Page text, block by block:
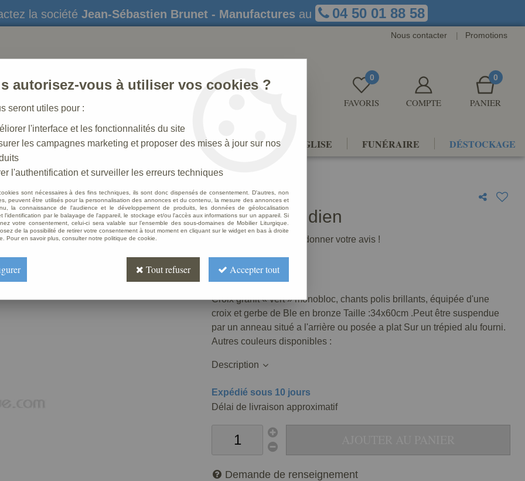
la société Jean-Sébastien Brunet - Manufactures au 04 50 01 88 58
Nous contacter | Promotions
0
FAVORIS COMPTE
0
PANIER
STATUES CRÈCHES DE NOËL AMÉNAGEMENTS D'ÉGLISE FUNÉRAIRE DÉSTOCKAGE
Croix Vert Indien
Soyez le premier à donner votre avis !
Réf. :FUPG0053-077
Croix granit « vert » monobloc, chants polis brillants, équipée d'une
croix et gerbe de Ble en bronze Taille :34x60cm .Peut être suspendue
par un anneau situé a l'arrière ou posée a plat Sur un trépied alu fourni.
Autres couleurs disponibles :
Description
Expédié sous 10 jours
Délai de livraison approximatif
Demande de renseignement
autorisez-vous à utiliser vos cookies ?
seront utiles pour :
l'interface et les fonctionnalités du site
les campagnes marketing et proposer des mises à jour sur nos
l'authentification et surveiller les erreurs techniques
sont nécessaires à des fins techniques, ils sont donc dispensés de consentement. D'autres, non
peuvent être utilisés pour la personnalisation des annonces et du contenu, la mesure des annonces et
la connaissance de l'audience et le développement de produits, les données de géolocalisation
l'identification par le balayage de l'appareil, le stockage et/ou l'accès aux informations sur un appareil. Si
votre consentement, celui-ci sera valable sur l’ensemble des sous-domaines de Mobilier Liturgique.
de la possibilité de retirer votre consentement à tout moment en cliquant sur le widget en bas à droite
Pour en savoir plus, consulter notre politique de cookie.
Tout refuser Accepter tout